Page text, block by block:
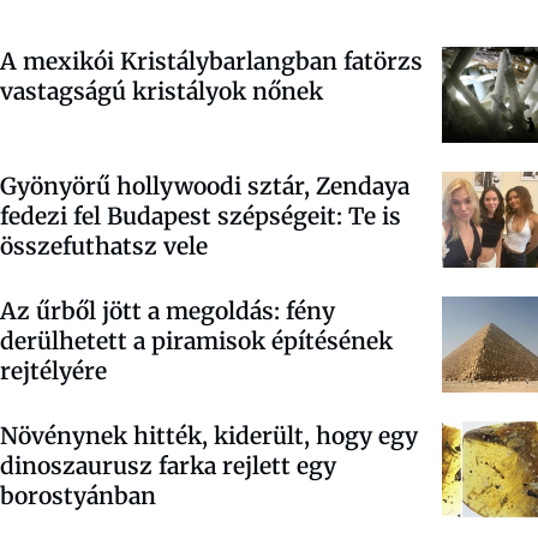
A mexikói Kristálybarlangban fatörzs
vastagságú kristályok nőnek
Gyönyörű hollywoodi sztár, Zendaya
fedezi fel Budapest szépségeit: Te is
összefuthatsz vele
Az űrből jött a megoldás: fény
derülhetett a piramisok építésének
rejtélyére
Növénynek hitték, kiderült, hogy egy
dinoszaurusz farka rejlett egy
borostyánban